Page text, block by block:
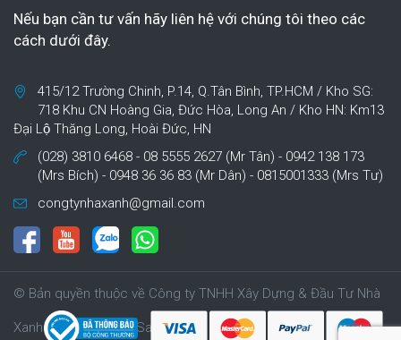
Nếu bạn cần tư vấn hãy liên hệ với chúng tôi theo các
cách dưới đây.
415/12 Trường Chinh, P.14, Q.Tân Bình, TP.HCM / Kho SG:
718 Khu CN Hoàng Gia, Đức Hòa, Long An / Kho HN: Km13
Đại Lộ Thăng Long, Hoài Đức, HN
(028) 3810 6468 - 08 5555 2627 (Mr Tân) - 0942 138 173
(Mrs Bích) - 0948 36 36 83 (Mr Dân) - 0815001333 (Mrs Tư)
congtynhaxanh@gmail.com
© Bản quyền thuộc về Công ty TNHH Xây Dựng & Đầu Tư Nhà
Xanh | Cung cấp bởi Sapo